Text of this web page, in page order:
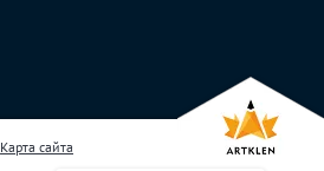
Карта сайта